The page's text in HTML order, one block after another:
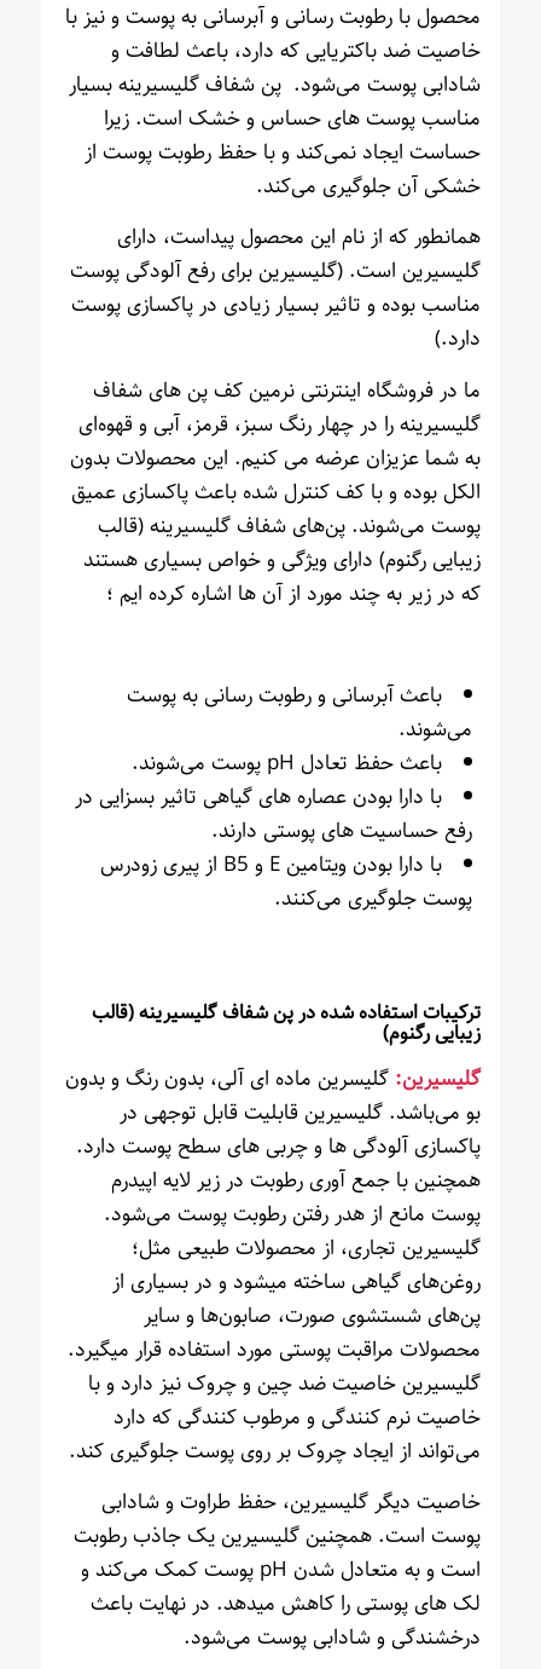
محصول با رطوبت رسانی و آبرسانی به پوست و نیز با
خاصیت ضد باکتریایی که دارد، باعث لطافت و
شادابی پوست می‌شود. پن شفاف گلیسیرینه بسیار
مناسب پوست های حساس و خشک است. زیرا
حساست ایجاد نمی‌کند و با حفظ رطوبت پوست از
خشکی آن جلوگیری می‌کند.
همانطور که از نام این محصول پیداست، دارای
گلیسیرین است. (گلیسیرین برای رفع آلودگی پوست
مناسب بوده و تاثیر بسیار زیادی در پاکسازی پوست
دارد.)
ما در فروشگاه اینترنتی نرمین کف پن های شفاف
گلیسیرینه را در چهار رنگ سبز، قرمز، آبی و قهوه‌ای
به شما عزیزان عرضه می کنیم. این محصولات بدون
الکل بوده و با کف کنترل شده باعث پاکسازی عمیق
پوست می‌شوند. پن‌های شفاف گلیسیرینه (قالب
زیبایی رگنوم) دارای ویژگی و خواص بسیاری هستند
که در زیر به چند مورد از آن ها اشاره کرده ایم ؛
باعث آبرسانی و رطوبت رسانی به پوست
می‌شوند.
باعث حفظ تعادل pH پوست می‌شوند.
با دارا بودن عصاره های گیاهی تاثیر بسزایی در
رفع حساسیت های پوستی دارند.
با دارا بودن ویتامین E و B5 از پیری زودرس
پوست جلوگیری می‌کنند.
ترکیبات استفاده شده در پن شفاف گلیسیرینه (قالب
زیبایی رگنوم)
گلیسیرین: گلیسرین ماده ای آلی، بدون رنگ و بدون
بو می‌باشد. گلیسیرین قابلیت قابل توجهی در
پاکسازی آلودگی ها و چربی های سطح پوست دارد.
همچنین با جمع آوری رطوبت در زیر لایه اپیدرم
پوست مانع از هدر رفتن رطوبت پوست می‌شود.
گلیسیرین تجاری، از محصولات طبیعی مثل؛
روغن‌های گیاهی ساخته میشود و در بسیاری از
پن‌های شستشوی صورت، صابون‌ها و سایر
محصولات مراقبت پوستی مورد استفاده قرار میگیرد.
گلیسیرین خاصیت ضد چین و چروک نیز دارد و با
خاصیت نرم کنندگی و مرطوب کنندگی که دارد
می‌تواند از ایجاد چروک بر روی پوست جلوگیری کند.
خاصیت دیگر گلیسیرین، حفظ طراوت و شادابی
پوست است. همچنین گلیسیرین یک جاذب رطوبت
است و به متعادل شدن pH پوست کمک می‌کند و
لک های پوستی را کاهش میدهد. در نهایت باعث
درخشندگی و شادابی پوست می‌شود.